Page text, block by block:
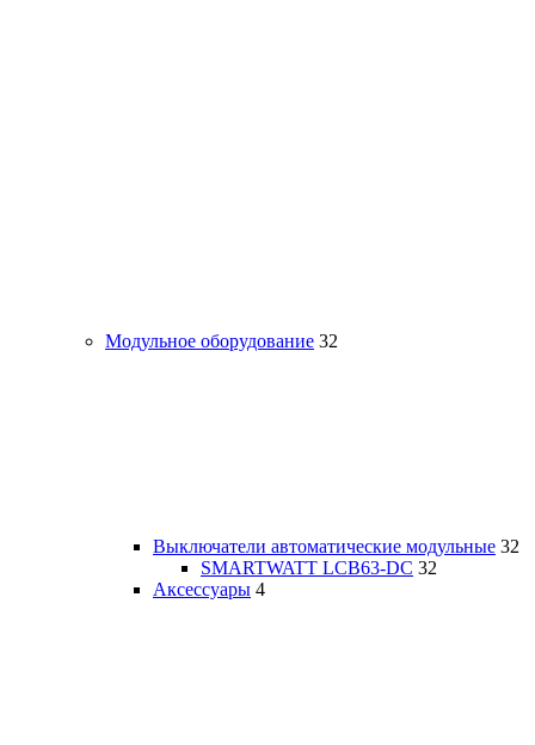
Модульное оборудование 32
Выключатели автоматические модульные 32
SMARTWATT LCB63-DC 32
Аксессуары 4